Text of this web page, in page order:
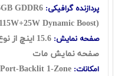
پردازنده گرافیکی: GDDR6
Dynamic Boost)
صفحه نمایش:
صفحه نمایش مات
امکانات: Backlit 1-Zone